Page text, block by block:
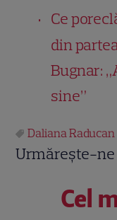
Ce
din
Bugnar:
sine”
Daliana Raducan
Urmărește-ne
Cel